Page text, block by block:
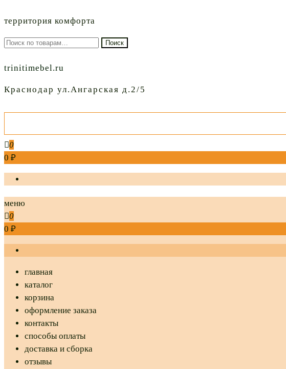
территория комфорта
Искать: Поиск
trinitimebel.ru
Краснодар ул.Ангарская д.2/5
0
0 ₽
меню
0
0 ₽
главная
каталог
корзина
оформление заказа
контакты
способы оплаты
доставка и сборка
отзывы